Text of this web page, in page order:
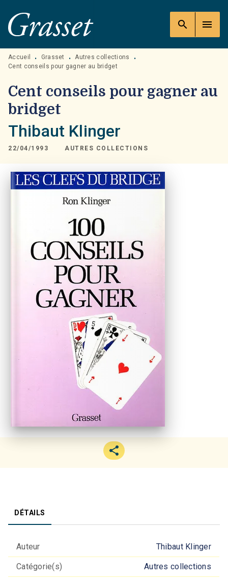
MENU RECHERCHE
PIED DE PAGE
search menu
Accueil • Grasset • Autres collections
•
Cent conseils pour gagner au bridget
Cent conseils pour gagner au
bridget
Thibaut Klinger
22/04/1993 AUTRES COLLECTIONS
DÉTAILS
Auteur Thibaut Klinger
Catégorie(s) Autres collections